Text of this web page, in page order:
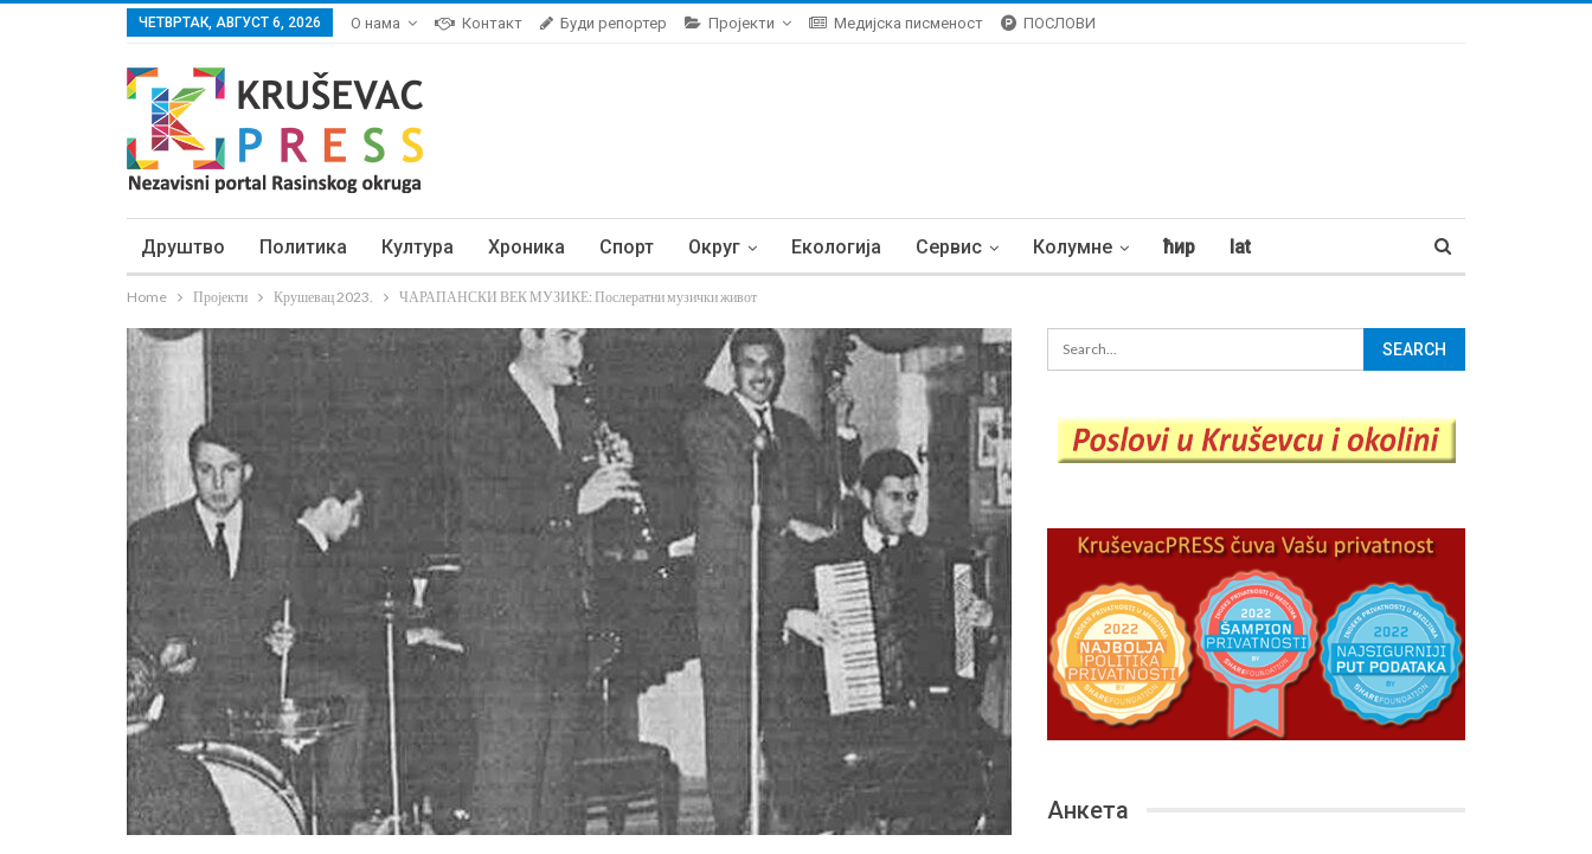
ЧЕТВРТАК, АВГУСТ 6, 2026 О нама Контакт Буди репортер Пројекти Медијска писменост ПОСЛОВИ
Друштво Политика Култура Хроника Спорт Округ Екологија Сервис Колумне ћир lat
Home Пројекти Крушевац 2023. ЧАРАПАНСКИ ВЕК МУЗИКЕ: Послератни музички живот
Анкета